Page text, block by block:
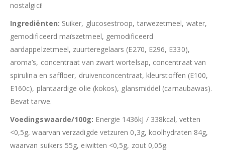
nostalgici!
Ingrediënten: Suiker, glucosestroop, tarwezetmeel, water,
gemodificeerd maïszetmeel, gemodificeerd
aardappelzetmeel, zuurteregelaars (E270, E296, E330),
aroma’s, concentraat van zwart wortelsap, concentraat van
spirulina en saffloer, druivenconcentraat, kleurstoffen (E100,
E160c), plantaardige olie (kokos), glansmiddel (carnaubawas).
Bevat tarwe.
Voedingswaarde/100g: Energie 1436kJ / 338kcal, vetten
<0,5g, waarvan verzadigde vetzuren 0,3g, koolhydraten 84g,
waarvan suikers 55g, eiwitten <0,5g, zout 0,05g.